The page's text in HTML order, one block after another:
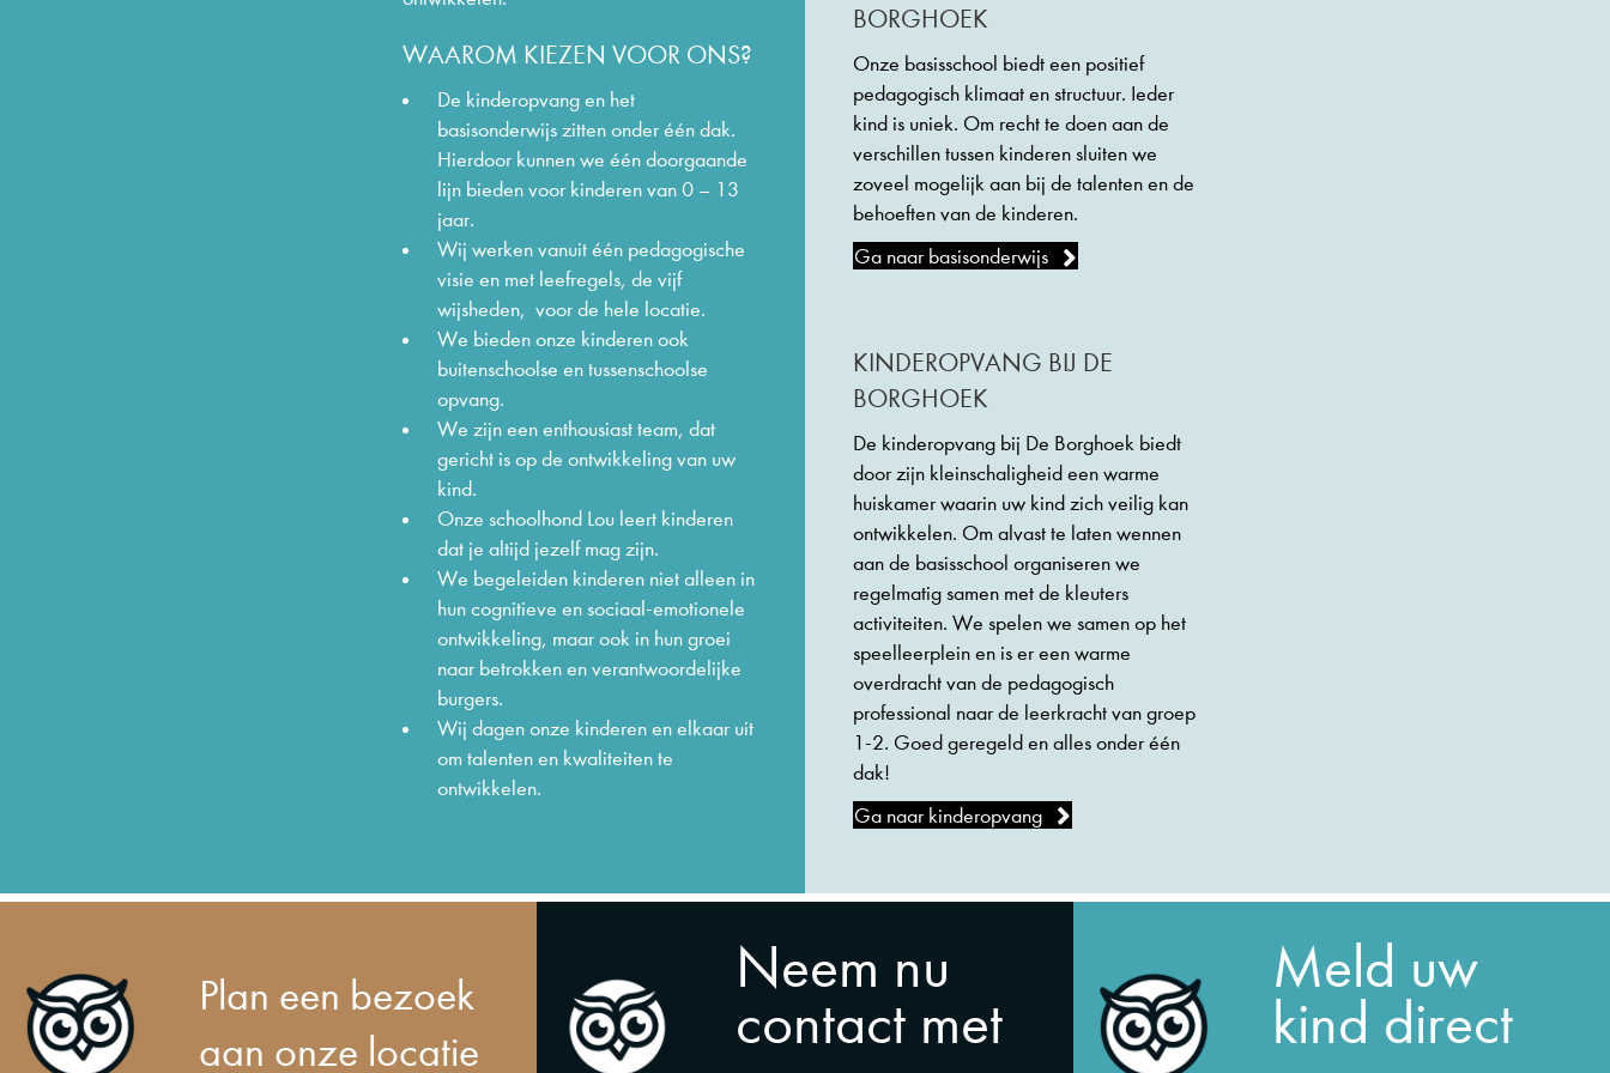
WAAROM KIEZEN VOOR ONS?
De kinderopvang en het
basisonderwijs zitten onder één dak.
Hierdoor kunnen we één doorgaande
lijn bieden voor kinderen van 0 – 13
jaar.
Wij werken vanuit één pedagogische
visie en met leefregels, de vijf
wijsheden, voor de hele locatie.
We bieden onze kinderen ook
buitenschoolse en tussenschoolse
opvang.
We zijn een enthousiast team, dat
gericht is op de ontwikkeling van uw
kind.
Onze schoolhond Lou leert kinderen
dat je altijd jezelf mag zijn.
We begeleiden kinderen niet alleen in
hun cognitieve en sociaal-emotionele
ontwikkeling, maar ook in hun groei
naar betrokken en verantwoordelijke
burgers.
Wij dagen onze kinderen en elkaar uit
om talenten en kwaliteiten te
ontwikkelen.
BORGHOEK
Onze basisschool biedt een positief
pedagogisch klimaat en structuur. Ieder
kind is uniek. Om recht te doen aan de
verschillen tussen kinderen sluiten we
zoveel mogelijk aan bij de talenten en de
behoeften van de kinderen.
Ga naar basisonderwijs
KINDEROPVANG BIJ DE
BORGHOEK
De kinderopvang bij De Borghoek biedt
door zijn kleinschaligheid een warme
huiskamer waarin uw kind zich veilig kan
ontwikkelen. Om alvast te laten wennen
aan de basisschool organiseren we
regelmatig samen met de kleuters
activiteiten. We spelen we samen op het
speelleerplein en is er een warme
overdracht van de pedagogisch
professional naar de leerkracht van groep
1-2. Goed geregeld en alles onder één
dak!
Ga naar kinderopvang
Plan een bezoek
aan onze locatie
Neem nu
contact met
Meld uw
kind direct